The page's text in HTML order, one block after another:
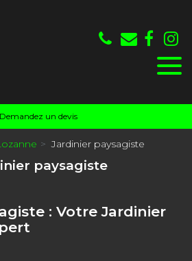
Demandez un devis
Jardinier paysagiste
paysagiste
: Votre Jardinier